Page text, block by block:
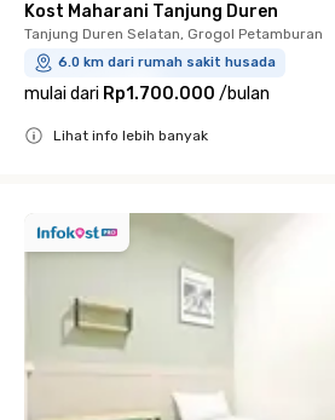
Kost Maharani Tanjung Duren
Tanjung Duren Selatan, Grogol Petamburan
6.0 km dari rumah sakit husada
mulai dari Rp1.700.000 /bulan
Lihat info lebih banyak